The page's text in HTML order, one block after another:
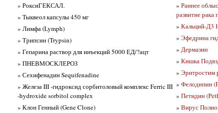
» РоксиГЕКСАЛ.
» Тыквеол капсулы 450 мг
» Лимфа (Lymph)
» Трипсин (Trypsin)
» Гепарина раствор для инъекций 5000 ЕД/?ацт
» ПНЕВМОСКЛЕРОЗ
» Сехифенадин Sequifenadine
» Железа III -гидроксид сорбитоловый комплекс Ferric III
-hydroxide sorbitol complex
» Клон Генный (Gene Clone)
» Раннее
развитие рака
» Кальций-Д3
» Эфедрина
» Дермазин
» Кишка
» Эритростим
» Фелодипин
» Петидин
» Вирус